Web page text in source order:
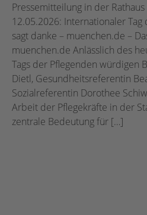
Pressemitteilung in der
12.05.2026: Internationaler
sagt danke – muenchen.de –
muenchen.de Anlässlich des
Tags der Pflegenden würdigen
Dietl, Gesundheitsreferentin
Sozialreferentin Dorothee
Arbeit der Pflegekräfte in der
zentrale Bedeutung für […]